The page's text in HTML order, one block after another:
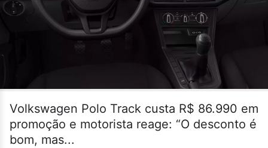
Volkswagen Polo Track custa R$ 86.990 em
promoção e motorista reage: “O desconto é
bom, mas...